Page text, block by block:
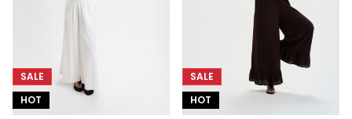
SALE
HOT
SALE
HOT